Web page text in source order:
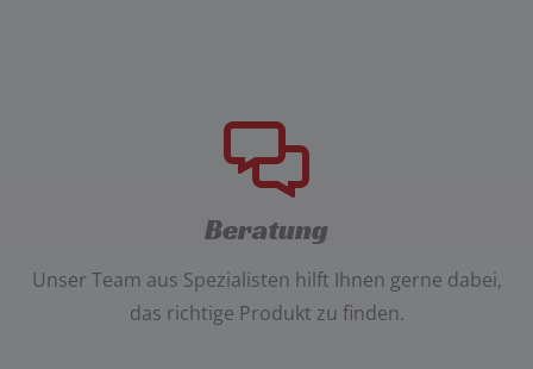
Beratung
Unser Team aus Spezialisten hilft Ihnen gerne dabei,
das richtige Produkt zu finden.